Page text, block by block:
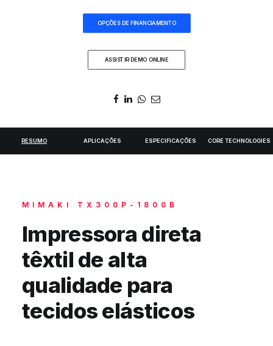
DIGIDELTA ACADEMY
OPÇÕES DE FINANCIAMENTO
ASSISTIR DEMO ONLINE
RESUMO APLICAÇÕES ESPECIFICAÇÕES CORE TECHNOLOGIES
MIMAKI TX300P-1800B
Impressora direta
têxtil de alta
qualidade para
tecidos elásticos